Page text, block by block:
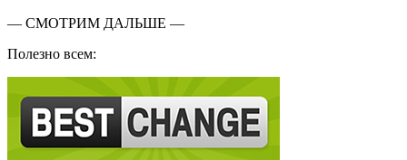
— СМОТРИМ ДАЛЬШЕ —
Полезно всем: